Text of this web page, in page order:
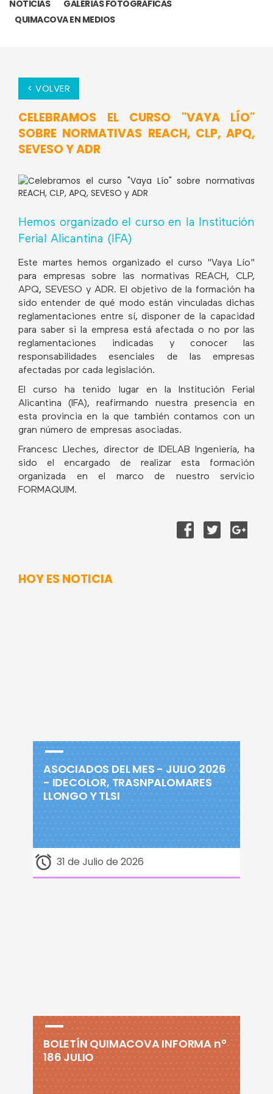
NOTICIAS
GALERÍAS FOTOGRÁFICAS
QUIMACOVA EN MEDIOS
< VOLVER
CELEBRAMOS EL CURSO "VAYA LÍO"
SOBRE NORMATIVAS REACH, CLP, APQ,
SEVESO Y ADR
Hemos organizado el curso en la Institución
Ferial Alicantina (IFA)
Este martes hemos organizado el curso "Vaya Lío"
para empresas sobre las normativas REACH, CLP,
APQ, SEVESO y ADR. El objetivo de la formación ha
sido entender de qué modo están vinculadas dichas
reglamentaciones entre sí, disponer de la capacidad
para saber si la empresa está afectada o no por las
reglamentaciones indicadas y conocer las
responsabilidades esenciales de las empresas
afectadas por cada legislación.
El curso ha tenido lugar en la Institución Ferial
Alicantina (IFA), reafirmando nuestra presencia en
esta provincia en la que también contamos con un
gran número de empresas asociadas.
Francesc Lleches, director de IDELAB Ingeniería, ha
sido el encargado de realizar esta formación
organizada en el marco de nuestro servicio
FORMAQUIM.
HOY ES NOTICIA
ASOCIADOS DEL MES - JULIO 2026
- IDECOLOR, TRASNPALOMARES
LLONGO Y TLSI
31 de Julio de 2026
BOLETÍN QUIMACOVA INFORMA nº
186 JULIO